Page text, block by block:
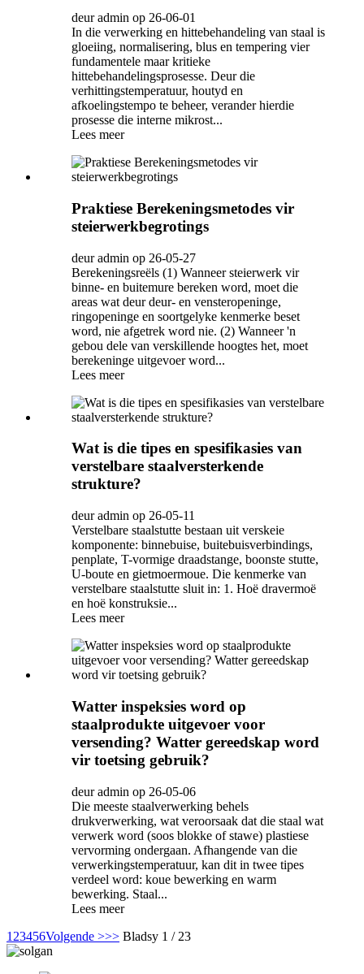
deur admin op 26-06-01
In die verwerking en hittebehandeling van staal is
gloeiing, normalisering, blus en tempering vier
fundamentele maar kritieke
hittebehandelingsprosesse. Deur die
verhittingstemperatuur, houtyd en
afkoelingstempo te beheer, verander hierdie
prosesse die interne mikrost...
Lees meer
Praktiese Berekeningsmetodes vir
steierwerkbegrotings
deur admin op 26-05-27
Berekeningsreëls (1) Wanneer steierwerk vir
binne- en buitemure bereken word, moet die
areas wat deur deur- en vensteropeninge,
ringopeninge en soortgelyke kenmerke beset
word, nie afgetrek word nie. (2) Wanneer 'n
gebou dele van verskillende hoogtes het, moet
berekeninge uitgevoer word...
Lees meer
Wat is die tipes en spesifikasies van
verstelbare staalversterkende
strukture?
deur admin op 26-05-11
Verstelbare staalstutte bestaan ​​uit verskeie
komponente: binnebuise, buitebuisverbindings,
penplate, T-vormige draadstange, boonste stutte,
U-boute en gietmoermoue. Die kenmerke van
verstelbare staalstutte sluit in: 1. Hoë dravermoë
en hoë konstruksie...
Lees meer
Watter inspeksies word op
staalprodukte uitgevoer voor
versending? Watter gereedskap word
vir toetsing gebruik?
deur admin op 26-05-06
Die meeste staalverwerking behels
drukverwerking, wat veroorsaak dat die staal wat
verwerk word (soos blokke of stawe) plastiese
vervorming ondergaan. Afhangende van die
verwerkingstemperatuur, kan dit in twee tipes
verdeel word: koue bewerking en warm
bewerking. Staal...
Lees meer
1 23456Volgende >>> Bladsy 1 / 23